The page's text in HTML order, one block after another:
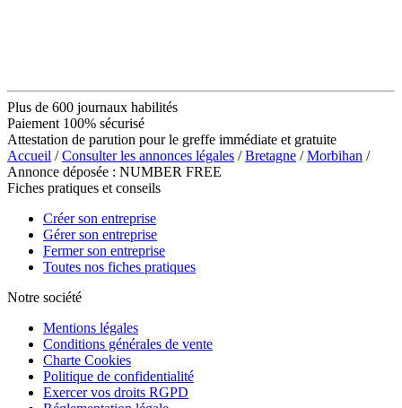
Plus de 600 journaux habilités
Paiement 100% sécurisé
Attestation de parution pour le greffe immédiate et gratuite
Accueil /Consulter les annonces légales /Bretagne /Morbihan /
Annonce déposée : NUMBER FREE
Fiches pratiques et conseils
Créer son entreprise
Gérer son entreprise
Fermer son entreprise
Toutes nos fiches pratiques
Notre société
Mentions légales
Conditions générales de vente
Charte Cookies
Politique de confidentialité
Exercer vos droits RGPD